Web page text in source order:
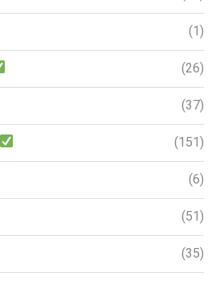
(1)
(26)
(37)
(151)
(6)
(51)
(35)